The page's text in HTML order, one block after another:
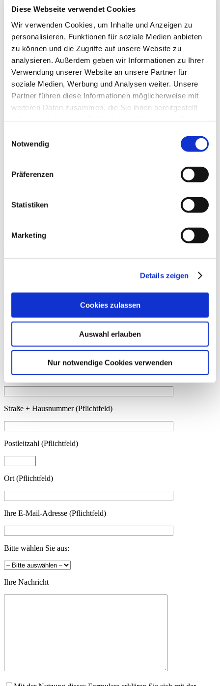
Diese Webseite verwendet Cookies
Wir verwenden Cookies, um Inhalte und Anzeigen zu
personalisieren, Funktionen für soziale Medien anbieten
zu können und die Zugriffe auf unsere Website zu
analysieren. Außerdem geben wir Informationen zu Ihrer
Verwendung unserer Website an unsere Partner für
soziale Medien, Werbung und Analysen weiter. Unsere
Partner führen diese Informationen möglicherweise mit
weiteren Daten zusammen, die Sie ihnen bereitgestellt
Notwendig
Präferenzen
Statistiken
Marketing
Details zeigen
Cookies zulassen
Auswahl erlauben
Nur notwendige Cookies verwenden
56567 Neuwied
info@FondsKompetenz.de
www.FondsKompetenz.de
Bürostandorte
PCI München
089 / 998 208 818
Unsere Öffnungszeiten
8:30 – 17:00 Uhr
BY CLOUDROCKER - WE CONNECT CLOUDS!
Page load link
Ihr Vorname (Pflichtfeld)
Ihre Telefonnummer
Straße + Hausnummer (Pflichtfeld)
Postleitzahl (Pflichtfeld)
Ort (Pflichtfeld)
Ihre E-Mail-Adresse (Pflichtfeld)
Bitte wählen Sie aus:
Ihre Nachricht